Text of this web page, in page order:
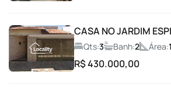
Churrasqueira
CASA NO JARDIM
Qts:3 Banh:2 Área:
R$ 430.000,00